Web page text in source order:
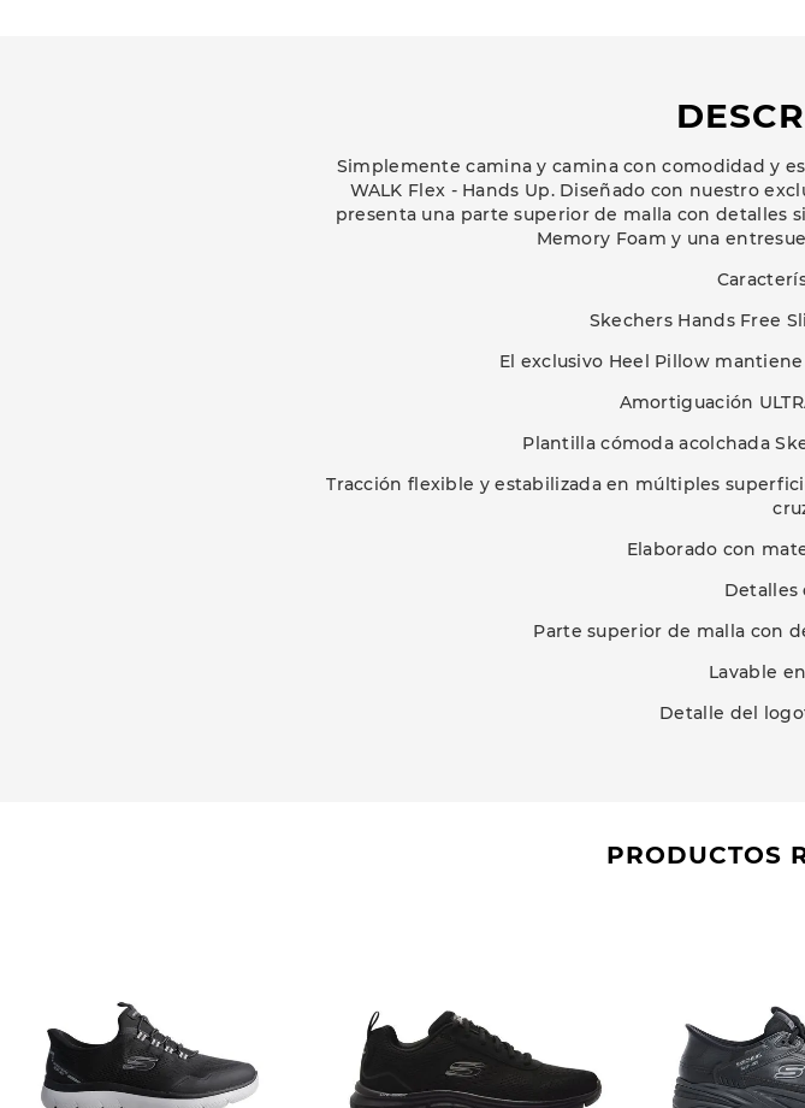
Simplemente camina y camina con comodidad y
WALK Flex - Hands Up. Diseñado con nuestro
presenta una parte superior de malla con detalles
Memory Foam y una
Skechers Hands Free
El exclusivo Heel Pillow
Amortiguación
Plantilla cómoda acolchada
Tracción flexible y estabilizada en múltiples
Elaborado con
Detalles
Parte superior de malla con
Lavable
Detalle del
PRODUCTOS